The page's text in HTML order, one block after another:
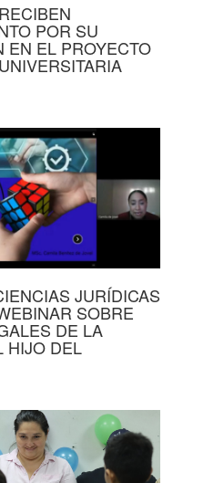
POR SU
EN EL PROYECTO
JURÍDICAS
SOBRE
DE LA
HIJO DEL